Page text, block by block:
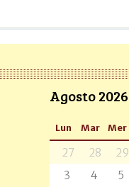
Agosto 2026
Lun Mar Mer
27 28 29
3
4 5